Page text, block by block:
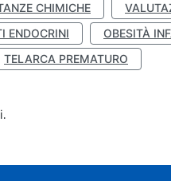
CHIMICHE
ENDOCRINI OBESITÀ
TELARCA PREMATURO